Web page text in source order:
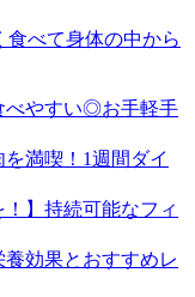
食べて身体の中から
べやすい◎お手軽手
満喫！1週間ダイ
！】持続可能なフィ
養効果とおすすめレ